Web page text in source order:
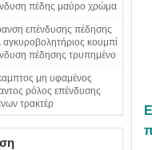
πέδης μαύρο χρώμα
επένδυσης πέδησης
αγκυροβολητήριος κουμπί
πέδησης τρυπημένο
μη υφαμένος
ρόλος επένδυσης
τρακτέρ